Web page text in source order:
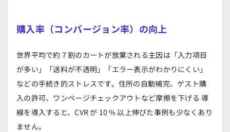
購入率（コンバージョン率）の向上
世界平均で約７割のカートが放棄される主因は「入力項目
が多い」「送料が不透明」「エラー表示がわかりにくい」
などの手続き的ストレスです。住所の自動補完、ゲスト購
入の許可、ワンページチェックアウトなど摩擦を下げる 導
線を導入すると、CVR が 10 % 以上伸びた事例も少なくあり
ません。